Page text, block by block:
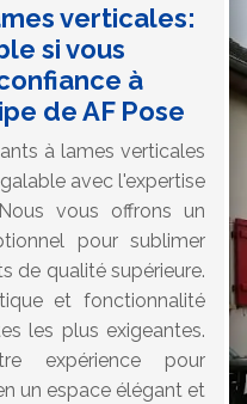
verticales:
si vous
à
de AF Pose
à lames verticales
avec l'expertise
vous offrons un
pour sublimer
de qualité supérieure.
et fonctionnalité
les plus exigeantes.
expérience pour
un espace élégant et